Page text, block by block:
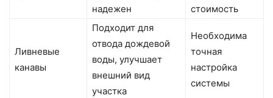
надежен
стоимость
Ливневые
канавы
Подходит для
отвода дождевой
воды, улучшает
внешний вид
участка
Необходима
точная
настройка
системы